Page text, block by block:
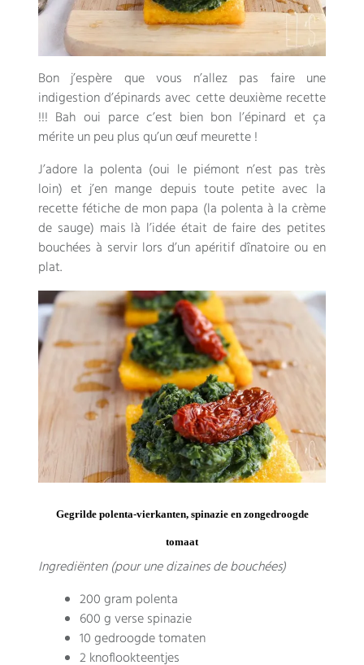
Bon j’espère que vous n’allez pas faire une
indigestion d’épinards avec cette deuxième recette
!!! Bah oui parce c’est bien bon l’épinard et ça
mérite un peu plus qu’un œuf meurette!
J’adore la polenta (oui le piémont n’est pas très
loin) et j’en mange depuis toute petite avec la
recette fétiche de mon papa (la polenta à la crème
de sauge) mais là l’idée était de faire des petites
bouchées à servir lors d’un apéritif dînatoire ou en
plat.
Gegrilde polenta-vierkanten, spinazie en zongedroogde
tomaat
Ingrediënten (pour une dizaines de bouchées)
200 gram polenta
600 g verse spinazie
10 gedroogde tomaten
2 knoflookteentjes